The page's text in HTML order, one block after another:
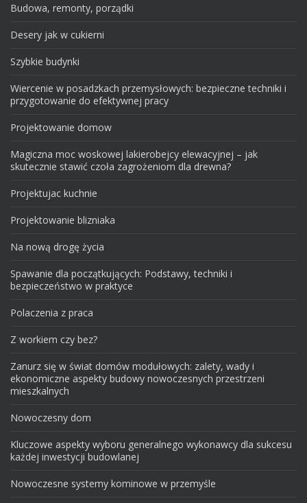
Budowa, remonty, porządki
Desery jak w cukierni
Szybkie budynki
Wiercenie w posadzkach przemysłowych: bezpieczne techniki i
przygotowanie do efektywnej pracy
Projektowanie domow
Magiczna moc woskowej lakierobejcy elewacyjnej – jak
skutecznie stawić czoła zagrożeniom dla drewna?
Projektujac kuchnie
Projektowanie blizniaka
Na nową drogę życia
Spawanie dla początkujących: Podstawy, techniki i
bezpieczeństwo w praktyce
Polaczenia z praca
Z workiem czy bez?
Zanurz się w świat domów modułowych: zalety, wady i
ekonomiczne aspekty budowy nowoczesnych przestrzeni
mieszkalnych
Nowoczesny dom
Kluczowe aspekty wyboru generalnego wykonawcy dla sukcesu
każdej inwestycji budowlanej
Nowoczesne systemy kominowe w przemyśle